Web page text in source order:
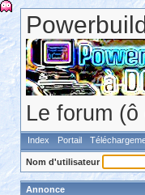
Le forum
Index Portail
Nom d'utilisateur
Annonce